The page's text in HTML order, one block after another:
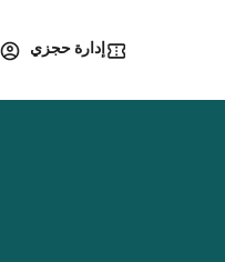
إدارة حجزي